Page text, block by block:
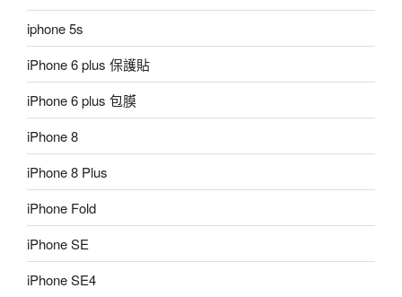
iphone 5s
iPhone 6 plus 保護貼
iPhone 6 plus 包膜
iPhone 8
iPhone 8 Plus
iPhone Fold
iPhone SE
iPhone SE4